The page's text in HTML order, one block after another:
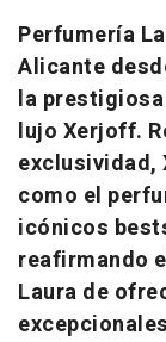
Perfumería
Alicante
la
lujo Xerjoff.
exclusividad,
como el
icónicos
reafirmando
Laura de
excepcionales